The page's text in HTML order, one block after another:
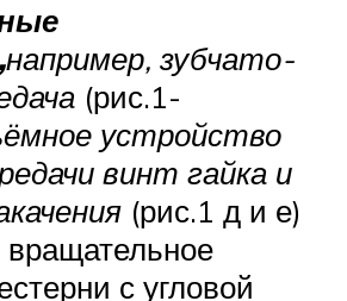
например, зубчато-
(рис.1-
устройство
винт гайка и
качения (рис.1 д и е)
вращательное
с угловой